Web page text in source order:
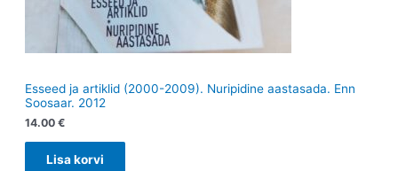
Esseed ja artiklid (2000-2009). Nuripidine aastasada. Enn
Soosaar. 2012
14.00 €
Lisa korvi